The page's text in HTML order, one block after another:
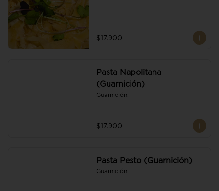
$17.900
Pasta Napolitana
(Guarnición)
Guarnición.
$17.900
Pasta Pesto (Guarnición)
Guarnición.